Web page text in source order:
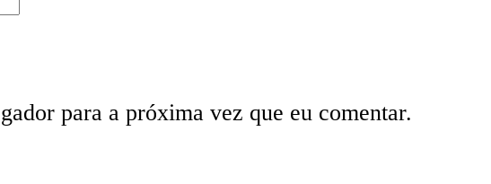
para a próxima vez que eu comentar.